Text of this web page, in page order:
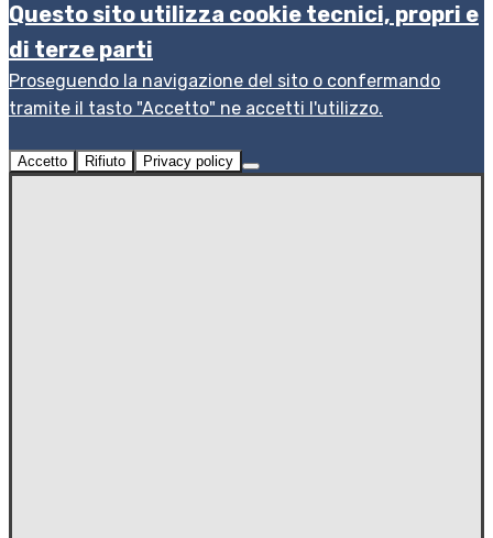
Questo sito utilizza cookie tecnici, propri e
di terze parti
Proseguendo la navigazione del sito o confermando
tramite il tasto "Accetto" ne accetti l'utilizzo.
Accetto Rifiuto Privacy policy